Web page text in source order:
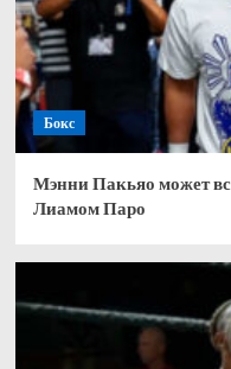
Бокс
Мэнни Пакьяо может
Лиамом Паро